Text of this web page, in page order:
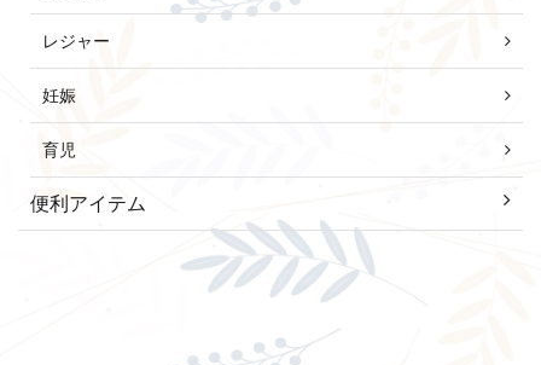
レジャー
妊娠
育児
便利アイテム